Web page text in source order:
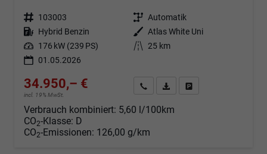
Fahrzeugnr. 103003 Getriebe Automatik
Kraftstoff Hybrid Benzin Außenfarbe Atlas White Uni
Leistung 176 kW (239 PS) Kilometerstand 25 km
01.05.2026
34.950,– €
incl. 19% MwSt.
Angebot anfordern
Fahrzeugexpose (PDF)
Verbrauch kombiniert: 5,60 l/100km
CO2-Klasse: D
CO2-Emissionen: 126,00 g/km